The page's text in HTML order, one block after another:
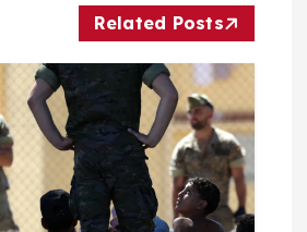
م
ق
Related Posts